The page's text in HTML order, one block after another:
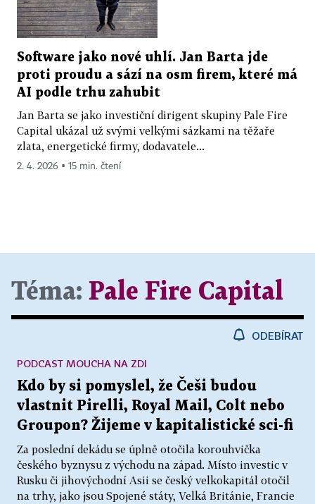
Software jako nové uhlí. Jan Barta jde
proti proudu a sází na osm firem, které má
AI podle trhu zahubit
Jan Barta se jako investiční dirigent skupiny Pale Fire
Capital ukázal už svými velkými sázkami na těžaře
zlata, energetické firmy, dodavatele...
2. 4. 2026 ▪ 15 min. čtení
Téma: Pale Fire Capital
ODEBÍRAT
Kdo by si pomyslel, že Češi budou
vlastnit Pirelli, Royal Mail, Colt nebo
Groupon? Žijeme v kapitalistické sci-fi
Za poslední dekádu se úplně otočila korouhvička
českého byznysu z východu na západ. Místo investic v
Rusku či jihovýchodní Asii se český velkokapitál otočil
na trhy, jako jsou Spojené státy, Velká Británie, Francie
PODCAST MOUCHA NA ZDI